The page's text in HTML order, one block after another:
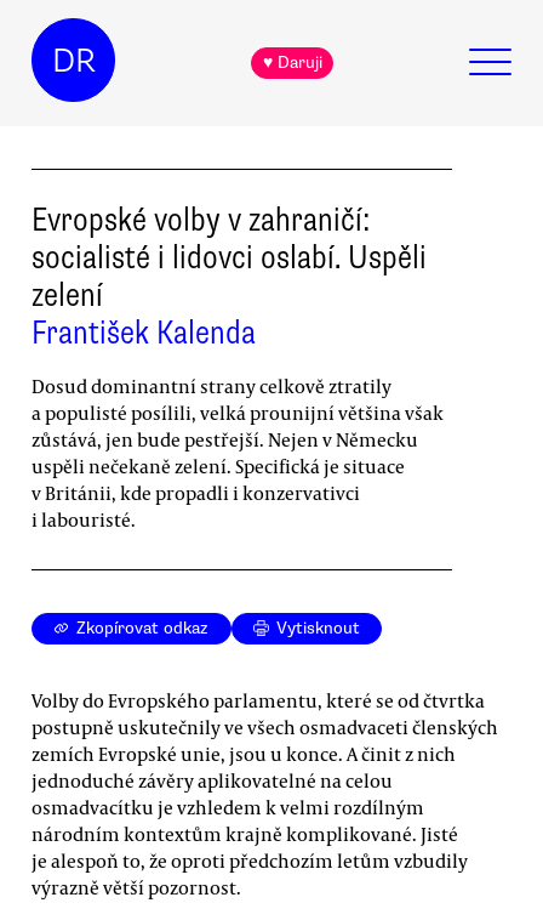
DR ♥ Daruji
Evropské volby v zahraničí:
socialisté i lidovci oslabí. Uspěli
zelení
František Kalenda
Dosud dominantní strany celkově ztratily
a populisté posílili, velká prounijní většina však
zůstává, jen bude pestřejší. Nejen v Německu
uspěli nečekaně zelení. Specifická je situace
v Británii, kde propadli i konzervativci
i labouristé.
Zkopírovat odkaz Vytisknout
Volby do Evropského parlamentu, které se od čtvrtka
postupně uskutečnily ve všech osmadvaceti členských
zemích Evropské unie, jsou u konce. A činit z nich
jednoduché závěry aplikovatelné na celou
osmadvacítku je vzhledem k velmi rozdílným
národním kontextům krajně komplikované. Jisté
je alespoň to, že oproti předchozím letům vzbudily
výrazně větší pozornost.